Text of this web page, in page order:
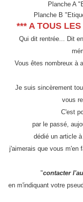
Planche A
Planche B
*** A TOUS
Qui dit rentrée... Dit
Vous êtes nombreux à
Je suis sincèrement
vous
C'est
par le passé,
dédié un article à
j'aimerais que vous m'en
"contacter
en m'indiquant votre